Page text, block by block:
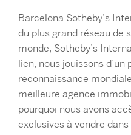
Barcelona Sotheby’s
du plus grand réseau de
monde, Sotheby’s
lien, nous jouissons d’un
reconnaissance
meilleure agence
pourquoi nous avons
exclusives à vendre